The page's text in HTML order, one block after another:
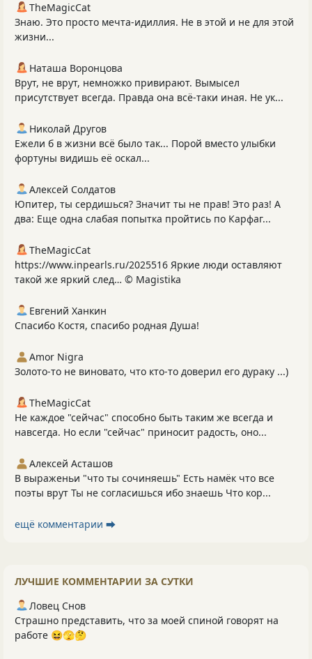
TheMagicCat
Знаю. Это просто мечта-идиллия. Не в этой и не для этой
жизни...
Наташа Воронцова
Врут, не врут, немножко привирают. Вымысел
присутствует всегда. Правда она всё-таки иная. Не ук...
Николай Другов
Ежели б в жизни всё было так... Порой вместо улыбки
фортуны видишь её оскал...
Алексей Солдатов
Юпитер, ты сердишься? Значит ты не прав! Это раз! А
два: Еще одна слабая попытка пройтись по Карфаг...
TheMagicCat
https://www.inpearls.ru/2025516 Яркие люди оставляют
такой же яркий след… © Magistika
Евгений Ханкин
Спасибо Костя, спасибо родная Душа!
Amor Nigra
Золото-то не виновато, что кто-то доверил его дураку ...)
TheMagicCat
Не каждое "сейчас" способно быть таким же всегда и
навсегда. Но если "сейчас" приносит радость, оно...
Алексей Асташов
В выраженьи "что ты сочиняешь" Есть намёк что все
поэты врут Ты не согласишься ибо знаешь Что кор...
ещё комментарии ⮕
ЛУЧШИЕ КОММЕНТАРИИ ЗА СУТКИ
Ловец Снов
Страшно представить, что за моей спиной говорят на
работе 😆🫣🤔